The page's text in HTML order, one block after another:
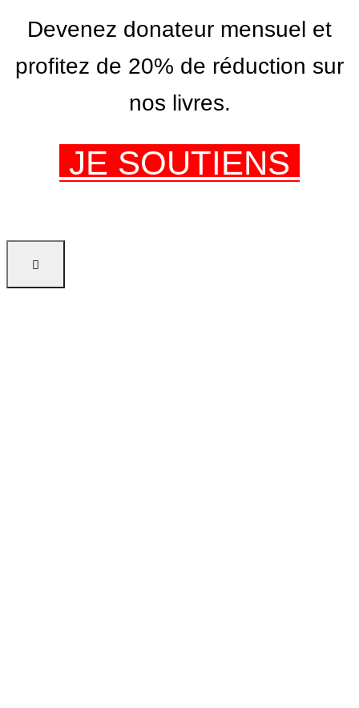
Devenez donateur mensuel et
profitez de 20% de réduction sur
nos livres.
JE SOUTIENS